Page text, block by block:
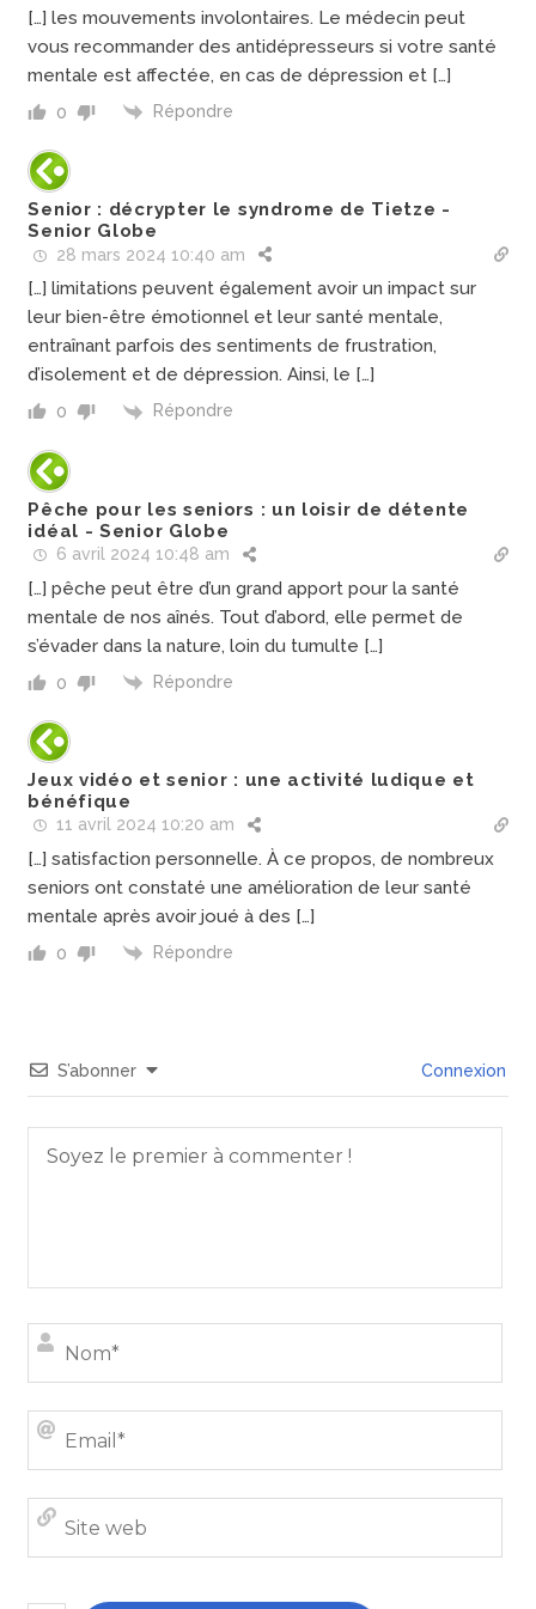
S’abonner Connexion
[…] les mouvements involontaires. Le médecin peut
vous recommander des antidépresseurs si votre santé
mentale est affectée, en cas de dépression et […]
0 Répondre
Senior : décrypter le syndrome de Tietze -
Senior Globe
28 mars 2024 10:40 am
[…] limitations peuvent également avoir un impact sur
leur bien-être émotionnel et leur santé mentale,
entraînant parfois des sentiments de frustration,
d’isolement et de dépression. Ainsi, le […]
0 Répondre
Pêche pour les seniors : un loisir de détente
idéal - Senior Globe
6 avril 2024 10:48 am
[…] pêche peut être d’un grand apport pour la santé
mentale de nos aînés. Tout d’abord, elle permet de
s’évader dans la nature, loin du tumulte […]
0 Répondre
Jeux vidéo et senior : une activité ludique et
bénéfique
11 avril 2024 10:20 am
[…] satisfaction personnelle. À ce propos, de nombreux
seniors ont constaté une amélioration de leur santé
mentale après avoir joué à des […]
0 Répondre